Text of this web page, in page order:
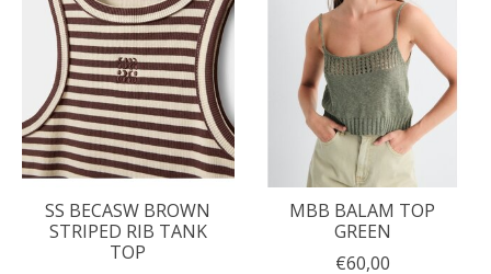
SS BECASW BROWN
STRIPED RIB TANK
TOP
MBB BALAM TOP
GREEN
€60,00